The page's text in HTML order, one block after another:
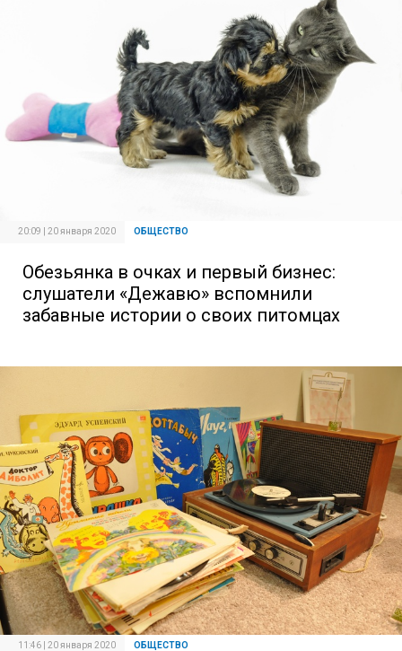
20:09 | 20 января 2020 ОБЩЕСТВО
Обезьянка в очках и первый бизнес:
слушатели «Дежавю» вспомнили
забавные истории о своих питомцах
11:46 | 20 января 2020 ОБЩЕСТВО